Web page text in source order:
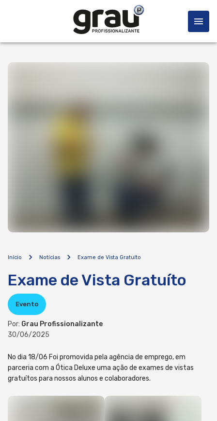
Início Notícias Exame de Vista Gratuíto
Exame de Vista Gratuíto
Evento
Por: Grau Profissionalizante
30/06/2025
No dia 18/06 Foi promovida pela agência de emprego, em
parceria com a Ótica Deluxe uma ação de exames de vistas
gratuítos para nossos alunos e colaboradores.